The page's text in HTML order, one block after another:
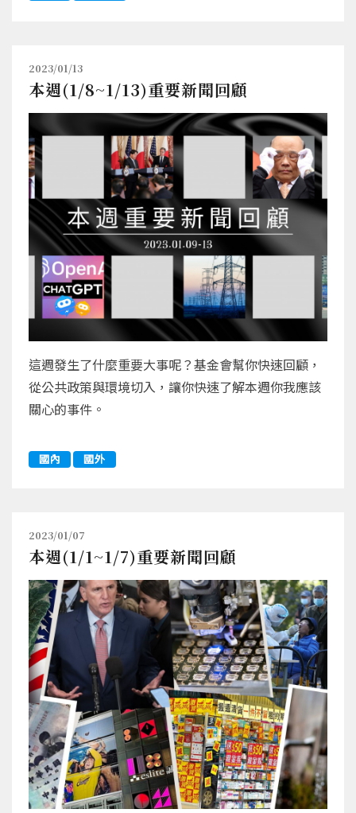
2023/01/13
本週(1/8~1/13)重要新聞回顧
這週發生了什麼重要大事呢？基金會幫你快速回顧，
從公共政策與環境切入，讓你快速了解本週你我應該
關心的事件。
國內 國外
2023/01/07
本週(1/1~1/7)重要新聞回顧